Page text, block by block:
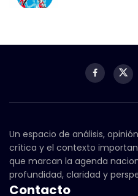
Un espacio de análisis,
crítica y el contexto
que marcan la agenda
profundidad, claridad y
Contacto